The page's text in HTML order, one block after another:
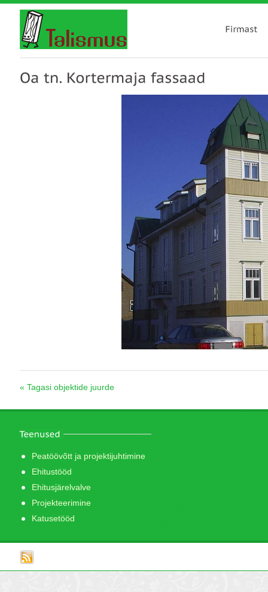
« Tagasi objektide juurde
Peatöövõtt ja projektijuhtimine
Ehitustööd
Ehitusjärelvalve
Projekteerimine
Katusetööd